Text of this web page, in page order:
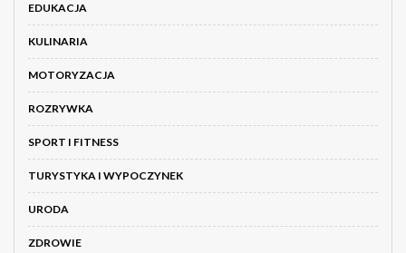
EDUKACJA
KULINARIA
MOTORYZACJA
ROZRYWKA
SPORT I FITNESS
TURYSTYKA I WYPOCZYNEK
URODA
ZDROWIE